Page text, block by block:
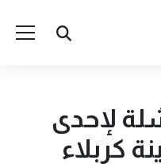
لإحدى
كربلاء